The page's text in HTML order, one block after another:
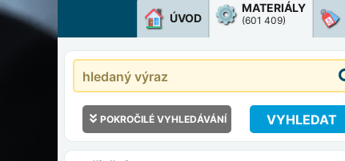
ÚVOD
MATERIÁLY
(601 409)
POKROČILÉ VYHLEDÁVÁNÍ VYHLEDAT